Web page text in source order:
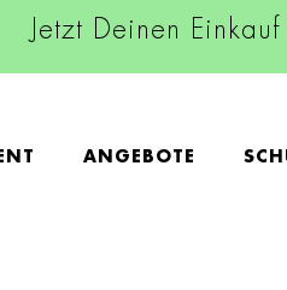
Jetzt Deinen
ANGEBOTE